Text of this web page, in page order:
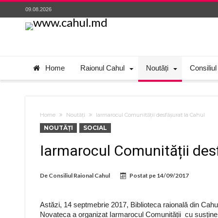
09.08.2026
Home Raionul Cahul Noutăți
Home Noutăți Iarmarocul Comunității desfășurat la Cahul
NOUTĂȚI SOCIAL
Iarmarocul Comunității
De Consiliul Raional Cahul Postat pe 14/09/2017
Astăzi, 14 septmebrie 2017, Biblioteca raională din
Novateca a organizat Iarmarocul Comunității cu